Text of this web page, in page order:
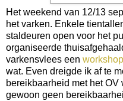
Het weekend van 12/13
het varken. Enkele
staldeuren open voor het
organiseerde
varkensvlees een workshop
wat. Even dreigde ik af te
bereikbaarheid met het
gewoon geen